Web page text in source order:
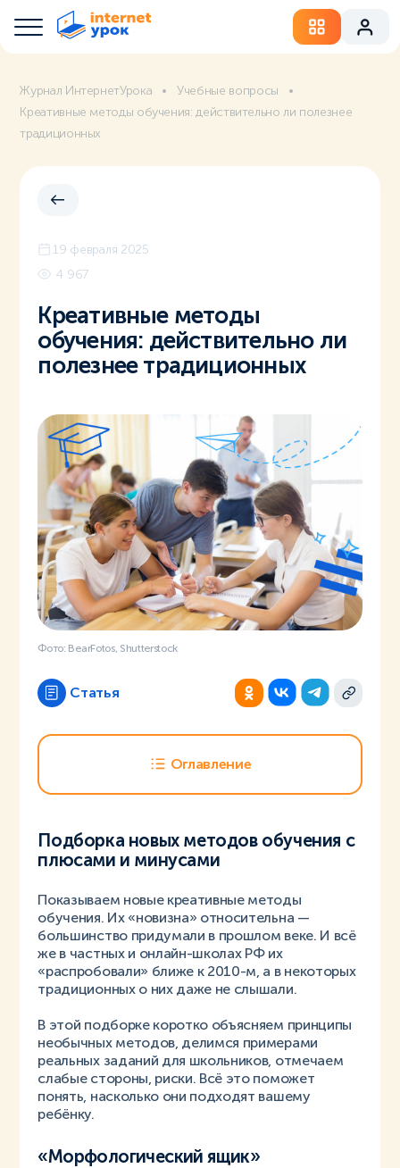
Журнал ИнтернетУрока
Учебные вопросы
Креативные методы обучения: действительно ли полезнее
традиционных
19 февраля 2025
4 967
Креативные методы
обучения: действительно ли
полезнее традиционных
Фото: BearFotos, Shutterstock
Статья
Оглавление
Подборка новых методов обучения с
плюсами и минусами
Показываем новые креативные методы
обучения. Их «новизна» относительна —
большинство придумали в прошлом веке. И всё
же в частных и онлайн-школах РФ их
«распробовали» ближе к 2010-м, а в некоторых
традиционных о них даже не слышали.
В этой подборке коротко объясняем принципы
необычных методов, делимся примерами
реальных заданий для школьников, отмечаем
слабые стороны, риски. Всё это поможет
понять, насколько они подходят вашему
ребёнку.
«Морфологический ящик»